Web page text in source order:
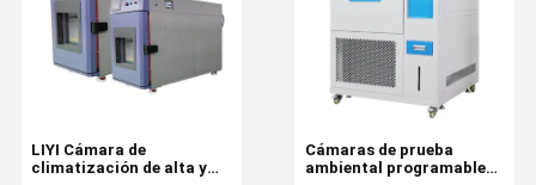
Acerca De
Cámaras de prueba
ambiental programables
LIYI Cámara de
climatización de alta y